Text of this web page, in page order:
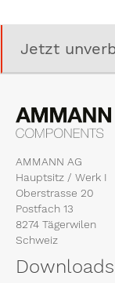
Jetzt
AMMANN AG
Hauptsitz / Werk I
Oberstrasse 20
Postfach 13
8274 Tägerwilen
Schweiz
Downloads